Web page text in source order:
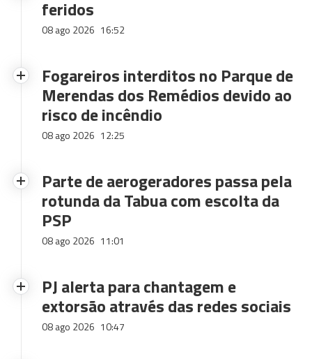
feridos
08 ago 2026 16:52
Fogareiros interditos no Parque de
Merendas dos Remédios devido ao
risco de incêndio
08 ago 2026 12:25
Parte de aerogeradores passa pela
rotunda da Tabua com escolta da
PSP
08 ago 2026 11:01
PJ alerta para chantagem e
extorsão através das redes sociais
08 ago 2026 10:47